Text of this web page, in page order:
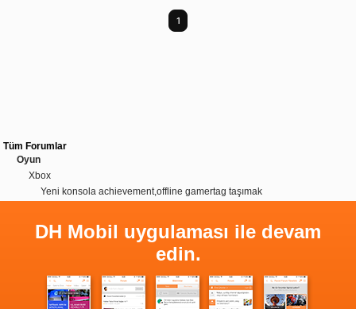
1
Tüm Forumlar
Oyun
Xbox
Yeni konsola achievement,offline gamertag taşımak
DH Mobil uygulaması ile devam
edin.